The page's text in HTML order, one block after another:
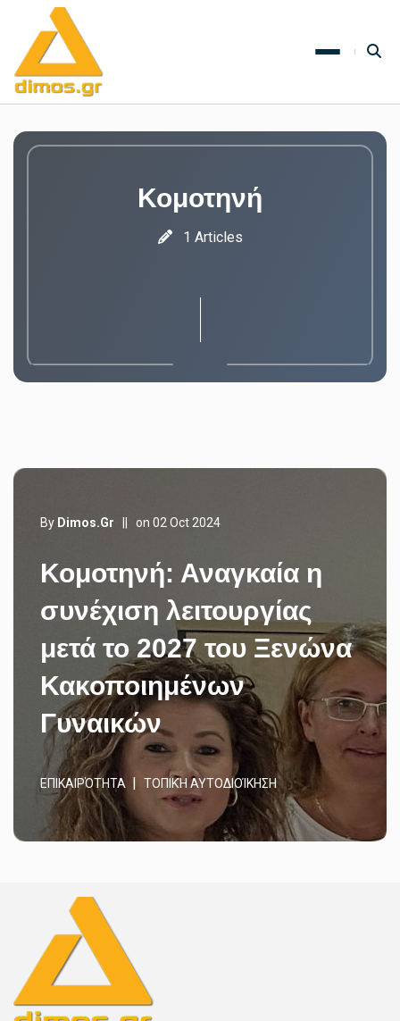
Κομοτηνή
1 Articles
By Dimos.gr on 02 Oct 2024
Κομοτηνή: Αναγκαία η
συνέχιση λειτουργίας
μετά το 2027 του Ξενώνα
Κακοποιημένων
Γυναικών
ΕΠΙΚΑΙΡΌΤΗΤΑ ΤΟΠΙΚΉ ΑΥΤΟΔΙΟΊΚΗΣΗ